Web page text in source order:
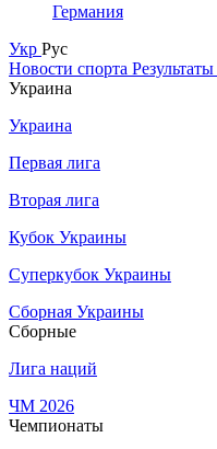
Германия
Укр Рус
Новости спорта Результаты
Украина
Украина
Первая лига
Вторая лига
Кубок Украины
Суперкубок Украины
Сборная Украины
Сборные
Лига наций
ЧМ 2026
Чемпионаты